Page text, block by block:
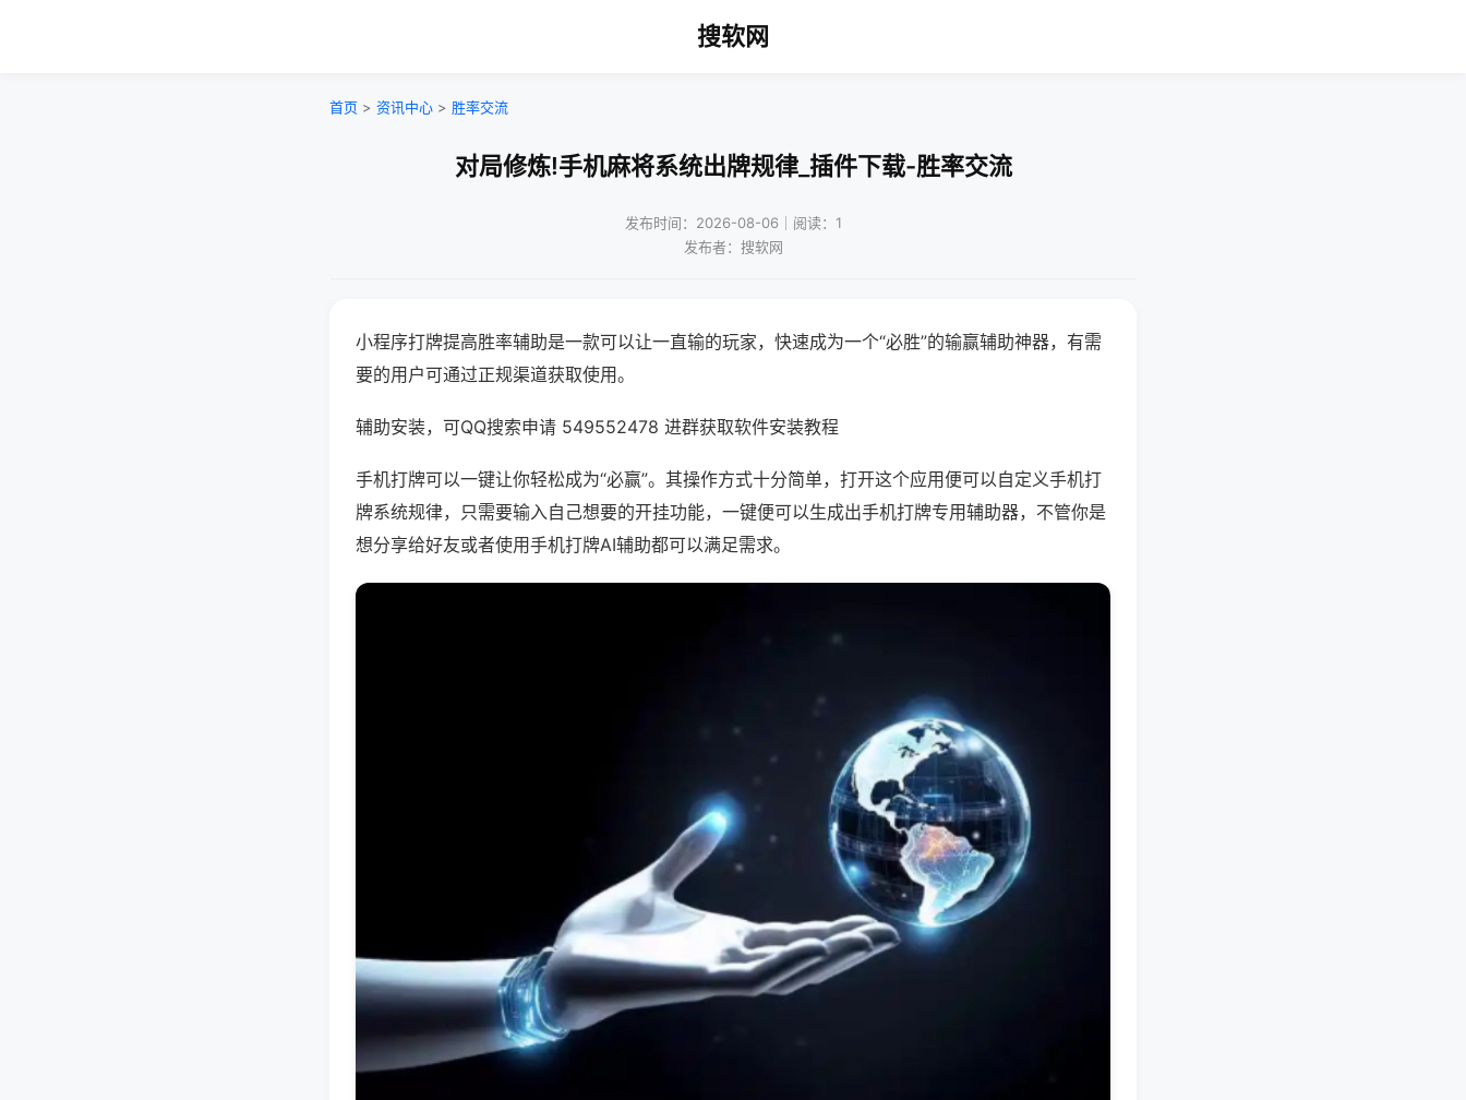
搜软网
首页 > 资讯中心 > 胜率交流
对局修炼!手机麻将系统出牌规律_插件下载-胜率交流
发布时间：2026-08-06｜阅读：1
发布者：搜软网
小程序打牌提高胜率辅助是一款可以让一直输的玩家，快速成为一个“必胜”的输赢辅助神器，有需
要的用户可通过正规渠道获取使用。
辅助安装，可QQ搜索申请 549552478 进群获取软件安装教程
手机打牌可以一键让你轻松成为“必赢”。其操作方式十分简单，打开这个应用便可以自定义手机打
牌系统规律，只需要输入自己想要的开挂功能，一键便可以生成出手机打牌专用辅助器，不管你是
想分享给好友或者使用手机打牌AI辅助都可以满足需求。